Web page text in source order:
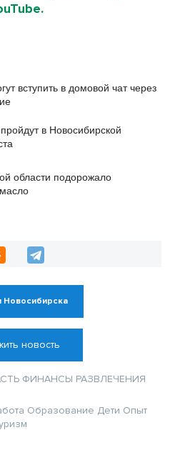
вступить в домовой чат через
в Новосибирской
области подорожало
Новосибирска
новость
ФИНАНСЫ РАЗВЛЕЧЕНИЯ
Образование Дети Опыт